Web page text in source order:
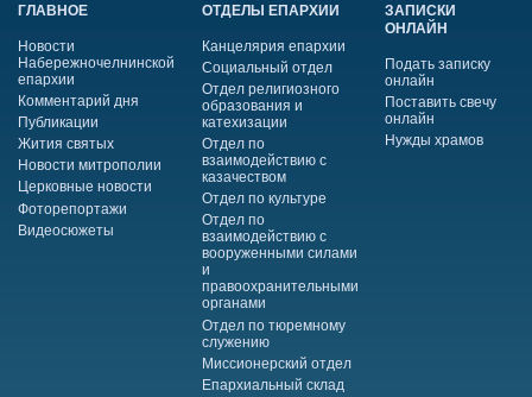
ГЛАВНОЕ
Новости
Набережночелнинской
епархии
Комментарий дня
Публикации
Жития святых
Новости митрополии
Церковные новости
Фоторепортажи
Видеосюжеты
ОТДЕЛЫ ЕПАРХИИ
Канцелярия епархии
Социальный отдел
Отдел религиозного
образования и
катехизации
Отдел по
взаимодействию с
казачеством
Отдел по культуре
Отдел по
взаимодействию с
вооруженными силами
и
правоохранительными
органами
Отдел по тюремному
служению
Миссионерский отдел
Епархиальный склад
ЗАПИСКИ
ОНЛАЙН
Подать записку
онлайн
Поставить свечу
онлайн
Нужды храмов